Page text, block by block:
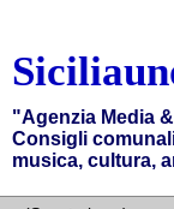
"Agenzia Media
Consigli
musica, cultura,